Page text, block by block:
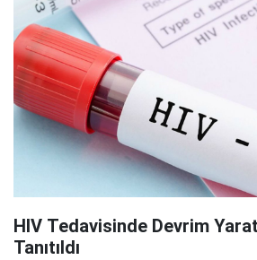
HIV Tedavisinde Devrim
Tanıtıldı